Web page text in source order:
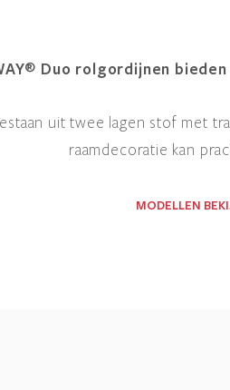
® Duo rolgordijnen
uit twee lagen stof met
raamdecoratie kan
MODELLEN